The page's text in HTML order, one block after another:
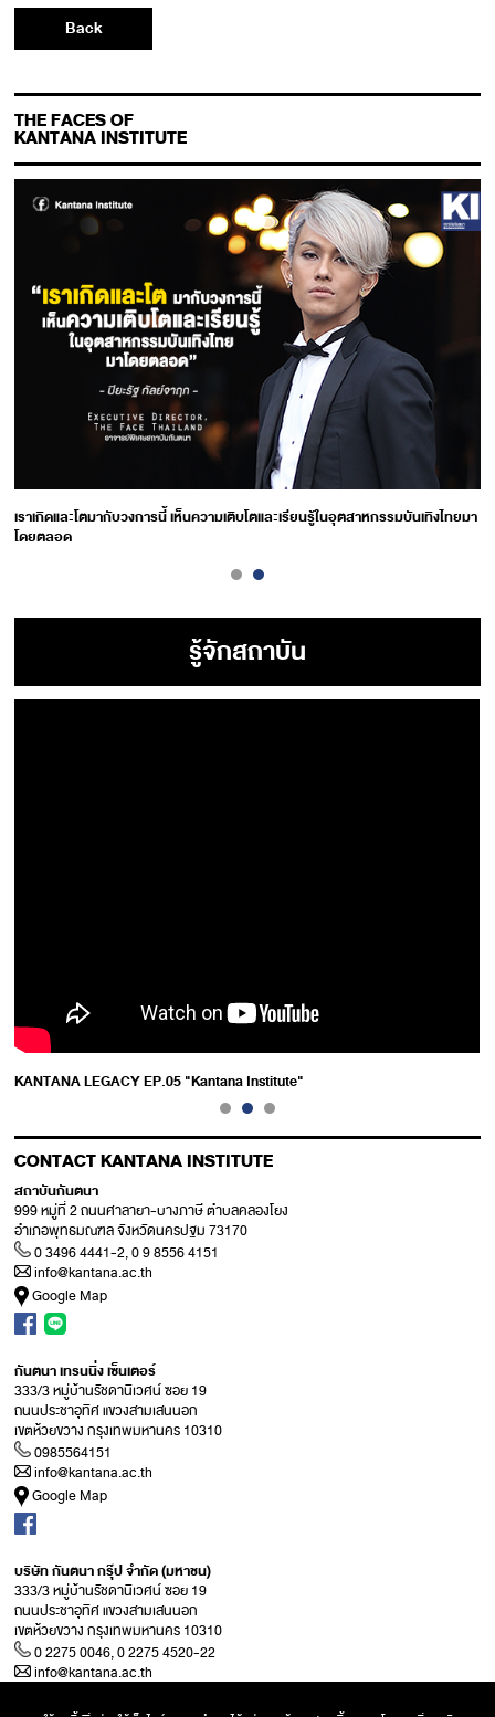
Back
THE FACES OF
KANTANA INSTITUTE
เราเกิดและโตมากับวงการนี้ เห็นความเติบโตและเรียนรู้ในอุตสาหกรรมบันเทิงไทยมา
โดยตลอด
รู้จักสถาบัน
KANTANA LEGACY EP.05 "Kantana Institute"
CONTACT KANTANA INSTITUTE
สถาบันกันตนา
999 หมู่ที่ 2 ถนนศาลายา-บางภาษี ตำบลคลองโยง
อำเภอพุทธมณฑล จังหวัดนครปฐม 73170
0 3496 4441-2, 0 9 8556 4151
info@kantana.ac.th
Google Map
กันตนา เทรนนิ่ง เซ็นเตอร์
333/3 หมู่บ้านรัชดานิเวศน์ ซอย 19
ถนนประชาอุทิศ แขวงสามเสนนอก
เขตห้วยขวาง กรุงเทพมหานคร 10310
0985564151
info@kantana.ac.th
Google Map
บริษัท กันตนา กรุ๊ป จำกัด (มหาชน)
333/3 หมู่บ้านรัชดานิเวศน์ ซอย 19
ถนนประชาอุทิศ แขวงสามเสนนอก
เขตห้วยขวาง กรุงเทพมหานคร 10310
0 2275 0046, 0 2275 4520-22
info@kantana.ac.th